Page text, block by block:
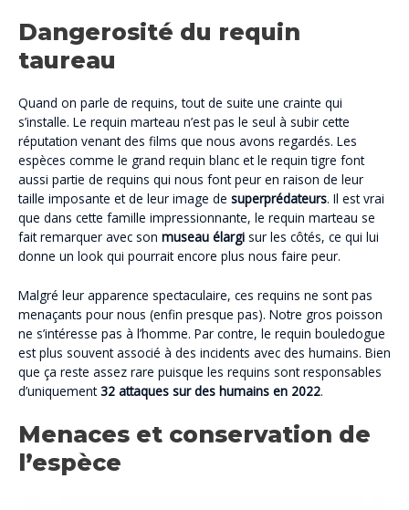
Dangerosité du requin
taureau
Quand on parle de requins, tout de suite une crainte qui
s’installe. Le requin marteau n’est pas le seul à subir cette
réputation venant des films que nous avons regardés. Les
espèces comme le grand requin blanc et le requin tigre font
aussi partie de requins qui nous font peur en raison de leur
taille imposante et de leur image de superprédateurs. Il est vrai
que dans cette famille impressionnante, le requin marteau se
fait remarquer avec son museau élargi sur les côtés, ce qui lui
donne un look qui pourrait encore plus nous faire peur.
Malgré leur apparence spectaculaire, ces requins ne sont pas
menaçants pour nous (enfin presque pas). Notre gros poisson
ne s’intéresse pas à l’homme. Par contre, le requin bouledogue
est plus souvent associé à des incidents avec des humains. Bien
que ça reste assez rare puisque les requins sont responsables
d’uniquement32 attaques sur des humains en 2022.
Menaces et conservation de
l’espèce